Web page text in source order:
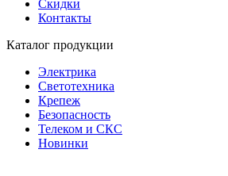
Скидки
Контакты
Каталог продукции
Электрика
Светотехника
Крепеж
Безопасность
Телеком и СКС
Новинки